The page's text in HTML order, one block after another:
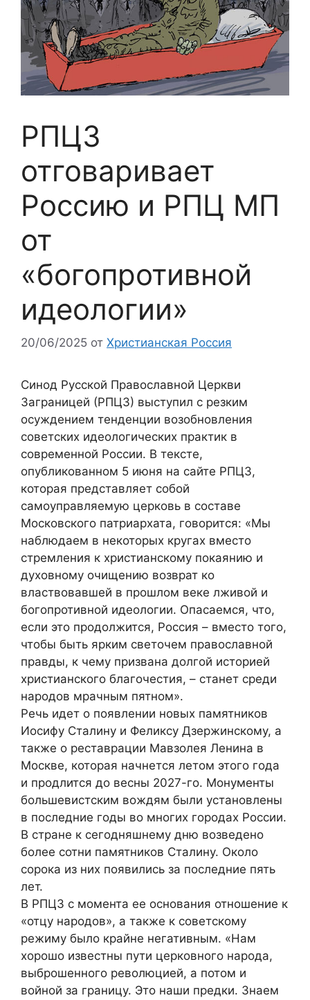
РПЦЗ
отговаривает
Россию и РПЦ МП
от
«богопротивной
идеологии»
20/06/2025 от Христианская Россия
Синод Русской Православной Церкви
Заграницей (РПЦЗ) выступил с резким
осуждением тенденции возобновления
советских идеологических практик в
современной России. В тексте,
опубликованном 5 июня на сайте РПЦЗ,
которая представляет собой
самоуправляемую церковь в составе
Московского патриархата, говорится: «Мы
наблюдаем в некоторых кругах вместо
стремления к христианскому покаянию и
духовному очищению возврат ко
властвовавшей в прошлом веке лживой и
богопротивной идеологии. Опасаемся, что,
если это продолжится, Россия – вместо того,
чтобы быть ярким светочем православной
правды, к чему призвана долгой историей
христианского благочестия, – станет среди
народов мрачным пятном».
Речь идет о появлении новых памятников
Иосифу Сталину и Феликсу Дзержинскому, а
также о реставрации Мавзолея Ленина в
Москве, которая начнется летом этого года
и продлится до весны 2027-го. Монументы
большевистским вождям были установлены
в последние годы во многих городах России.
В стране к сегодняшнему дню возведено
более сотни памятников Сталину. Около
сорока из них появились за последние пять
лет.
В РПЦЗ с момента ее основания отношение к
«отцу народов», а также к советскому
режиму было крайне негативным. «Нам
хорошо известны пути церковного народа,
выброшенного революцией, а потом и
войной за границу. Это наши предки. Знаем